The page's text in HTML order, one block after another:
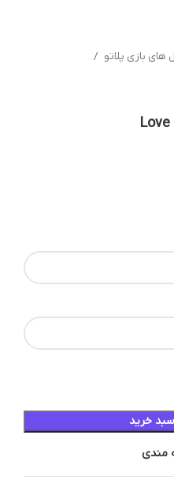
های بازی پلاتو
خرید
مندی